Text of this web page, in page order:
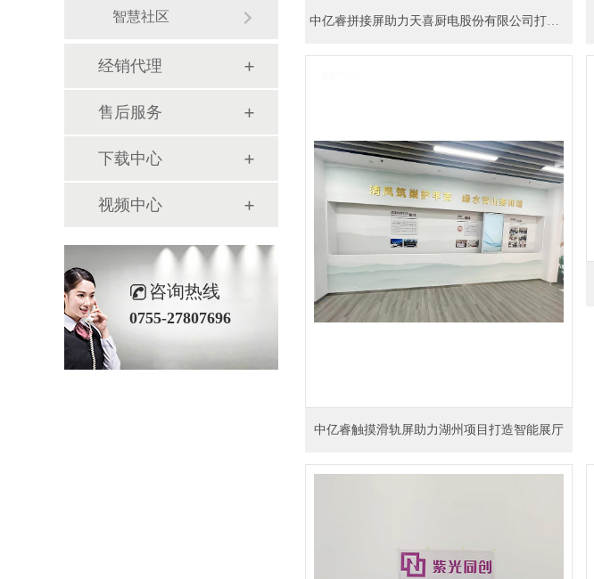
智慧社区
经销代理
售后服务
下载中心
视频中心
咨询热线
0755-27807696
中亿睿拼接屏助力天喜厨电股份有限公司打造智能信息化项目
中亿睿触摸滑轨屏助力湖州项目打造智能展厅